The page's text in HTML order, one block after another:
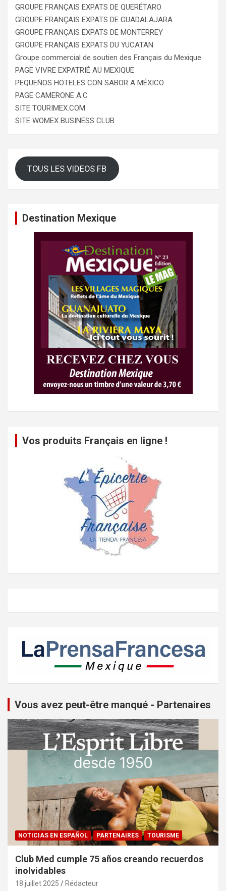
GROUPE FRANÇAIS EXPATS DE QUERÉTARO
GROUPE FRANÇAIS EXPATS DE GUADALAJARA
GROUPE FRANÇAIS EXPATS DE MONTERREY
GROUPE FRANÇAIS EXPATS DU YUCATAN
Groupe commercial de soutien des Français du Mexique
PAGE VIVRE EXPATRIÉ AU MEXIQUE
PEQUEÑOS HOTELES CON SABOR A MÉXICO
PAGE CAMERONE A.C
SITE TOURIMEX.COM
SITE WOMEX BUSINESS CLUB
TOUS LES VIDEOS FB
Destination Mexique
Vos produits Français en ligne !
Vous avez peut-être manqué - Partenaires
NOTICIAS EN ESPAÑOL PARTENAIRES TOURISME
Club Med cumple 75 años creando recuerdos
inolvidables
18 juillet 2025 Rédacteur